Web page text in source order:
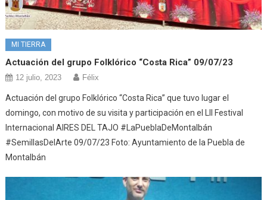
MI TIERRA
Actuación del grupo Folklórico “Costa Rica” 09/07/23
12 julio, 2023 Félix
Actuación del grupo Folklórico “Costa Rica” que tuvo lugar el
domingo, con motivo de su visita y participación en el LII Festival
Internacional AIRES DEL TAJO #LaPueblaDeMontalbán
#SemillasDelArte 09/07/23 Foto: Ayuntamiento de la Puebla de
Montalbán